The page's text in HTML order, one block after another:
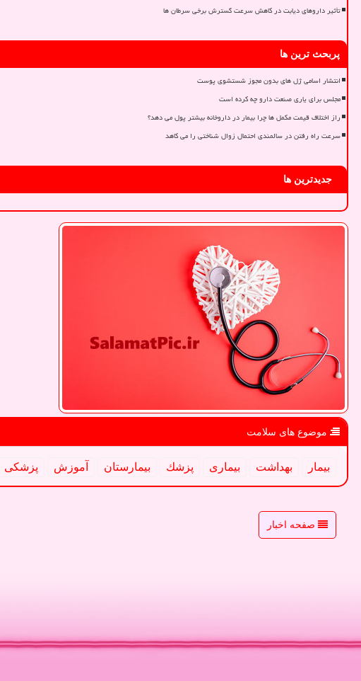
تأثیر داروهای دیابت در کاهش سرعت گسترش برخی سرطان ها
پربحث ترین ها
انتشار اسامی ژل های بدون مجوز شستشوی پوست
مجلس برای یاری صنعت دارو چه کرده است
راز اختلاف قیمت مکمل ها چرا بیمار در داروخانه بیشتر پول می دهد؟
سرعت راه رفتن در سالمندی احتمال زوال شناختی را می کاهد
جدیدترین ها
موضوع های سلامت
بیمار بهداشت بیماری پزشك بیمارستان آموزش پزشكی
صفحه اخبار